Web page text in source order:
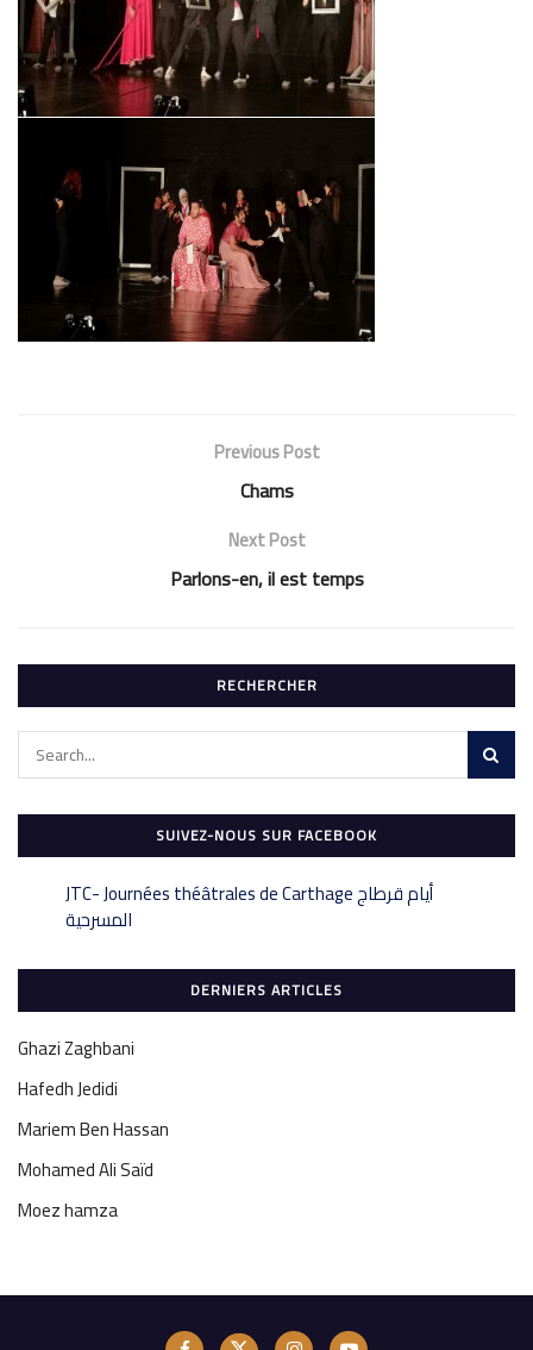
Previous Post
Chams
Next Post
Parlons-en, il est temps
RECHERCHER
SUIVEZ-NOUS SUR FACEBOOK
‎JTC- Journées théâtrales de Carthage أيام قرطاج
DERNIERS ARTICLES
Ghazi Zaghbani
Hafedh Jedidi
Mariem Ben Hassan
Mohamed Ali Saïd
Moez hamza